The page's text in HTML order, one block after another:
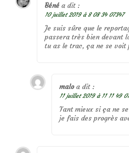
Béné a dit :
10 juillet 2019 à 8 08 34 07347
Je suis sûre que le
passera très bien devant
tu as le trac, ça ne se voit
malo a dit :
11 juillet 2019 à 11 11 49
Tant mieux si ça ne
je fais des progrès